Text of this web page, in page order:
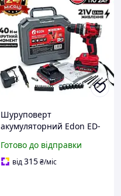
Шуруповерт
акумуляторний Edon ED-
безщітковий 2 АКБ 21В 2
Аг
Готово до відправки
від315₴/міс